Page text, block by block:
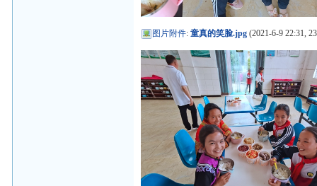
图片附件:童真的笑脸.jpg (2021-6-9 22:31,